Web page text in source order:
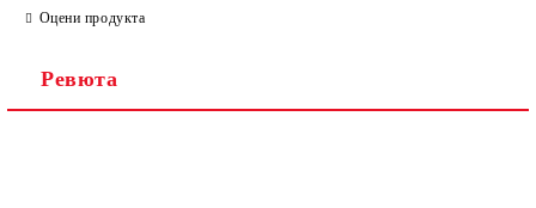
Оцени продукта
Ревюта